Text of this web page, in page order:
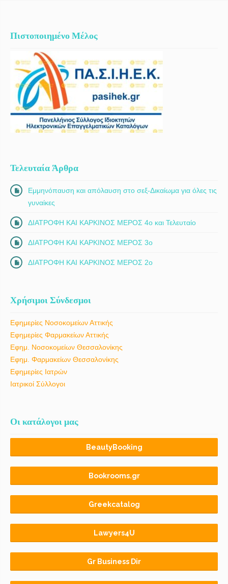
Πιστοποιημένο Μέλος
Τελευταία Άρθρα
Εμμηνόπαυση και απόλαυση στο σεξ-Δικαίωμα για όλες τις
γυναίκες
ΔΙΑΤΡΟΦΗ ΚΑΙ ΚΑΡΚΙΝΟΣ ΜΕΡΟΣ 4ο και Τελευταίο
ΔΙΑΤΡΟΦΗ ΚΑΙ ΚΑΡΚΙΝΟΣ ΜΕΡΟΣ 3ο
ΔΙΑΤΡΟΦΗ ΚΑΙ ΚΑΡΚΙΝΟΣ ΜΕΡΟΣ 2ο
Χρήσιμοι Σύνδεσμοι
Εφημερίες Νοσοκομείων Αττικής
Εφημερίες Φαρμακείων Αττικής
Εφημ. Νοσοκομείων Θεσσαλονίκης
Εφημ. Φαρμακείων Θεσσαλονίκης
Εφημερίες Ιατρών
Ιατρικοί Σύλλογοι
Οι κατάλογοι μας
BeautyBooking
Bookrooms.gr
Greekcatalog
Lawyers4U
Gr Business Dir